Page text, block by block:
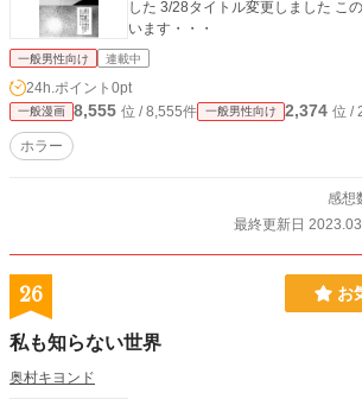
した 3/28タイトル変更しました この方がしっくりくるかと思
います・・・
一般男性向け 連載中
24h.ポイント 0pt
一般漫画 8,555 位 / 8,555件 一般男性向け 2,374 位 /
ホラー
感想
最終更新日
26 お
私も知らない世界
奥村キヨンド